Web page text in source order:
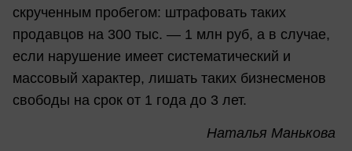
скрученным пробегом: штрафовать таких
продавцов на 300 тыс. — 1 млн руб, а в случае,
если нарушение имеет систематический и
массовый характер, лишать таких бизнесменов
свободы на срок от 1 года до 3 лет.
Наталья Манькова